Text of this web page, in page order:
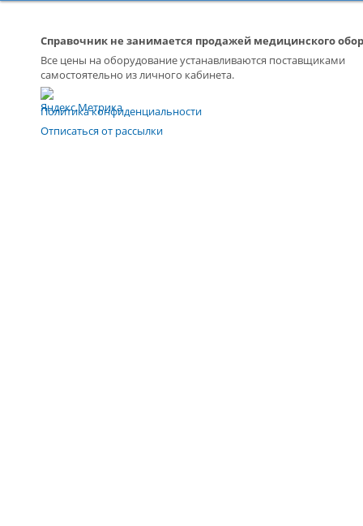
Справочник не занимается продажей медицинского
Все цены на оборудование устанавливаются поставщиками
самостоятельно из личного кабинета.
Политика конфиденциальности
Отписаться от рассылки